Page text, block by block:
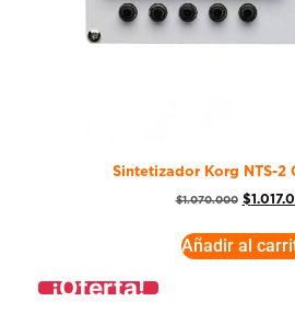
Sintetizador Korg NTS-2
$1.070.000 $
Añadir al
¡Oferta!